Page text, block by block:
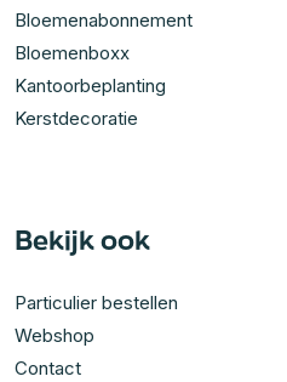
Bloemenabonnement
Bloemenboxx
Kantoorbeplanting
Kerstdecoratie
Bekijk ook
Particulier bestellen
Webshop
Contact